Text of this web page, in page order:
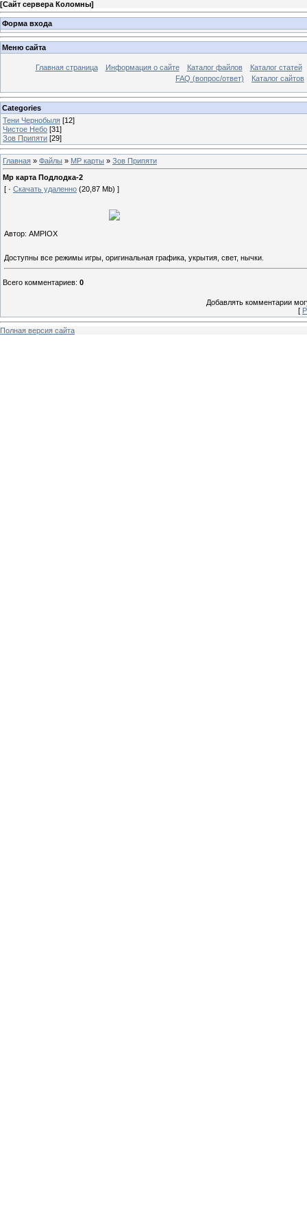
[Сайт сервера Коломны]
Форма входа
Меню сайта
Главная страница Информация о сайте Каталог файлов
Каталог статей
FAQ (вопрос/ответ)
Каталог сайтов
Categories
Тени Чернобыля [12]
Чистое Небо [31]
Зов Припяти [29]
Главная » Файлы » МР карты » Зов Припяти
Mp карта Подлодка-2
[ · Скачать удаленно (20,87 Mb) ]
Автор: AMPIOX
Доступны все режимы игры, оригинальная графика, укрытия, свет, нычки.
Всего комментариев: 0
Добавлять комментарии
[
Полная версия сайта